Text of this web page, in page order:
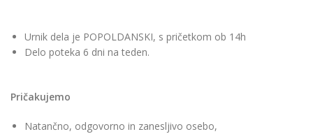
Urnik dela je POPOLDANSKI, s pričetkom ob 14h
Delo poteka 6 dni na teden.
Pričakujemo
Natančno, odgovorno in zanesljivo osebo,